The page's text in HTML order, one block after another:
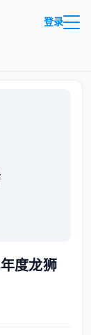
登录
度龙狮